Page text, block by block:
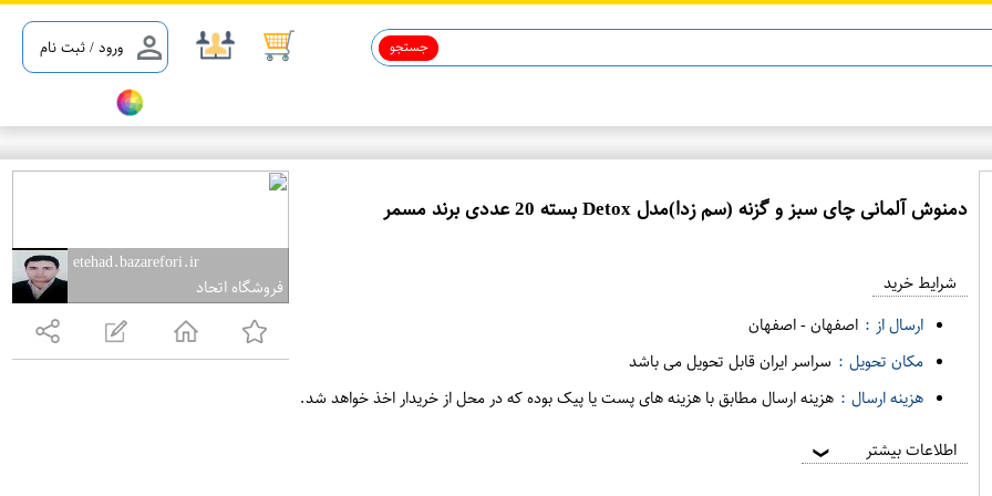
ورود / ثبت نام جستجو
etehad.bazarefori.ir
فروشگاه اتحاد
دمنوش آلمانی چای سبز و گزنه (سم زدا)مدل Detox بسته 20 عددی برند مسمر
ر
شرایط خرید
ارسال از : اصفهان-اصفهان
مکان تحویل : سراسر ایران قابل تحویل می باشد
هزینه ارسال : هزینه ارسال مطابق با هزینه های پست یا پیک بوده که در محل از خریدار اخذ خواهد شد.
اطلاعات بیشتر ❯